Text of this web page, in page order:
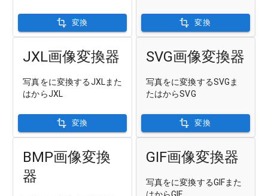
変換 変換
JXL画像変換器
写真をに変換するJXLまた
はからJXL
変換
SVG画像変換器
写真をに変換するSVGま
たはからSVG
変換
BMP画像変換
器
GIF画像変換器
写真をに変換するGIFまた